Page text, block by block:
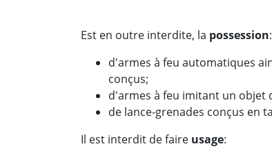
Est en outre interdite, la possession:
d'armes à feu automatiques
conçus;
d'armes à feu imitant un objet
de lance-grenades conçus en
Il est interdit de faire usage: